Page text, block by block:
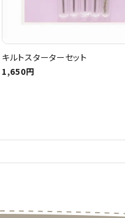
キルトスターターセット
1,650円